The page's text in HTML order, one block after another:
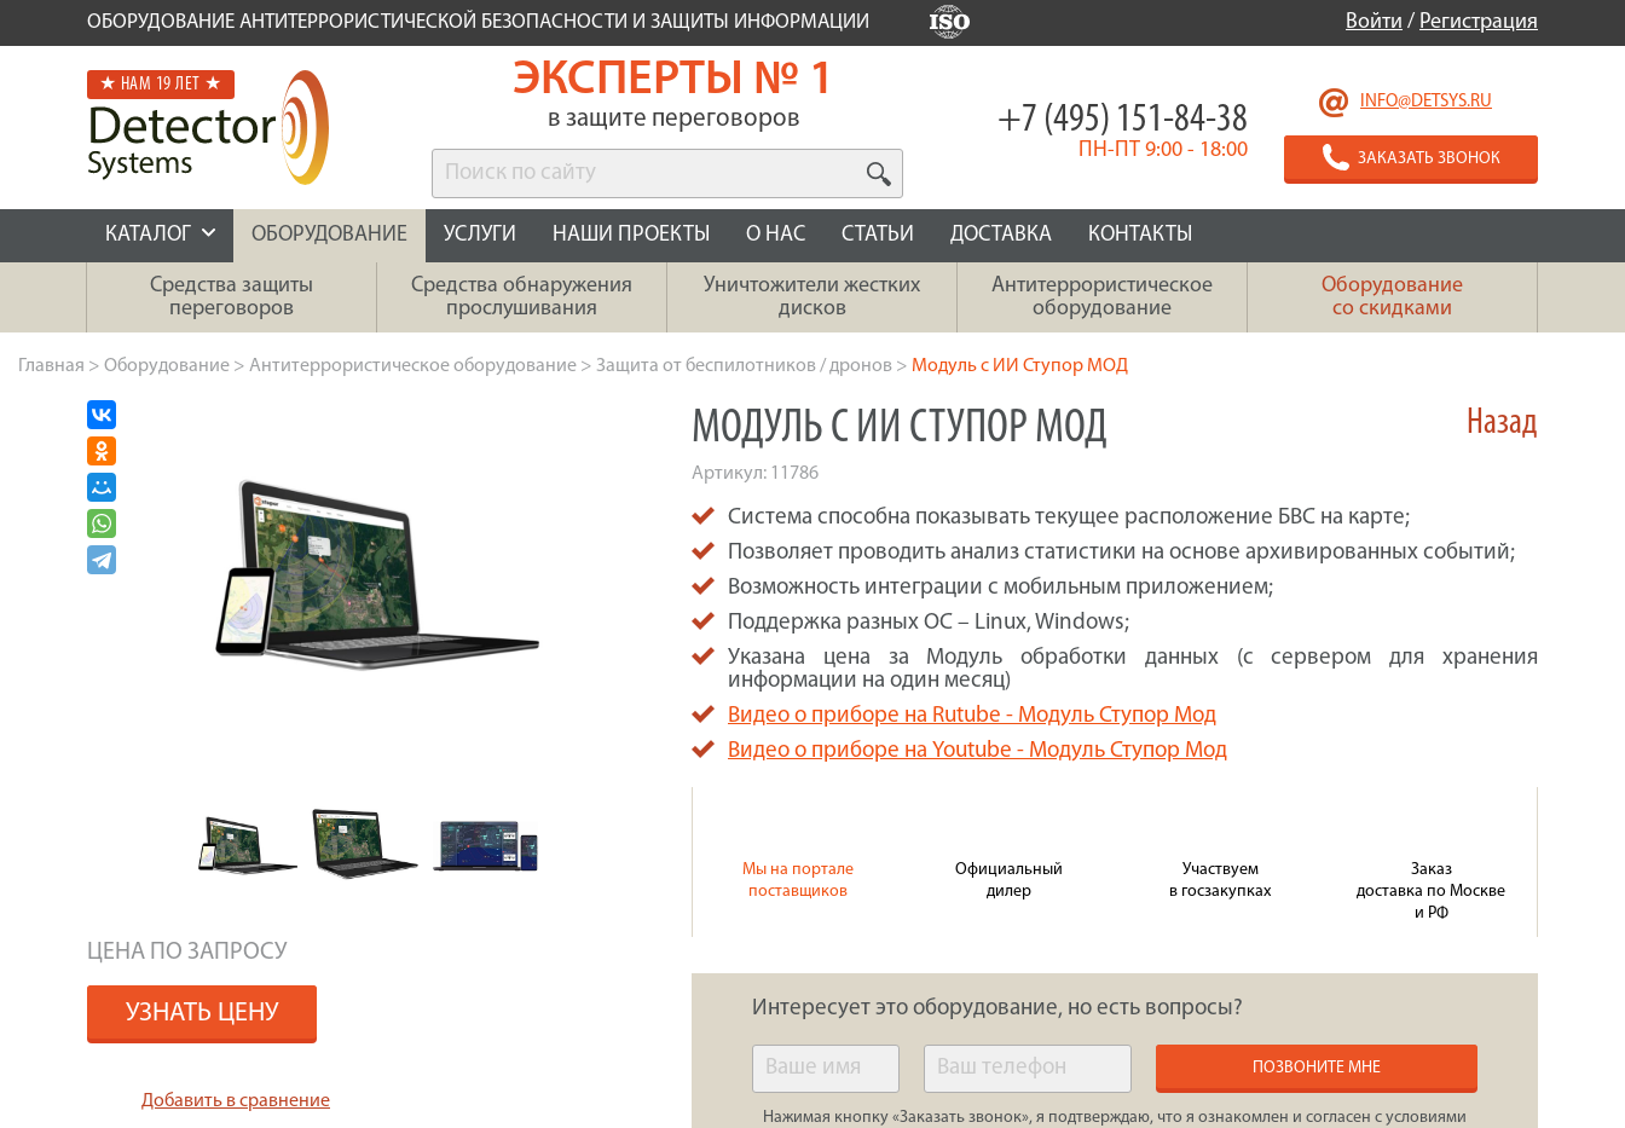
ОБОРУДОВАНИЕ АНТИТЕРРОРИСТИЧЕСКОЙ БЕЗОПАСНОСТИ И ЗАЩИТЫ ИНФОРМАЦИИ Войти / Регистрация
★ НАМ 19 ЛЕТ ★ ЭКСПЕРТЫ № 1
в защите переговоров
INFO@DETSYS.RU
ЗАКАЗАТЬ ЗВОНОК
+7 (495) 151-84-38
ПН-ПТ 9:00 - 18:00
КАТАЛОГ ОБОРУДОВАНИЕ УСЛУГИ НАШИ ПРОЕКТЫ О НАС СТАТЬИ ДОСТАВКА КОНТАКТЫ
Средства защиты
переговоров
Средства обнаружения
прослушивания
Уничтожители жестких
дисков
Антитеррористическое
оборудование
Оборудование
со скидками
Главная > Оборудование > Антитеррористическое оборудование > Защита от беспилотников / дронов > Модуль с ИИ Ступор МОД
Назад
ЦЕНА ПО ЗАПРОСУ
УЗНАТЬ ЦЕНУ
Добавить в сравнение
МОДУЛЬ С ИИ СТУПОР МОД
Артикул: 11786
Система способна показывать текущее расположение БВС на карте;
Позволяет проводить анализ статистики на основе архивированных событий;
Возможность интеграции с мобильным приложением;
Поддержка разных ОС – Linux, Windows;
Указана цена за Модуль обработки данных (с сервером для хранения
информации на один месяц)
Видео о приборе на Rutube - Модуль Ступор Мод
Видео о приборе на Youtube - Модуль Ступор Мод
Мы на портале
поставщиков
Официальный
дилер
Участвуем
в госзакупках
Заказ
доставка по Москве
и РФ
Интересует это оборудование, но есть вопросы?
ПОЗВОНИТЕ МНЕ
Нажимая кнопку «Заказать звонок», я подтверждаю, что я ознакомлен и согласен с условиями